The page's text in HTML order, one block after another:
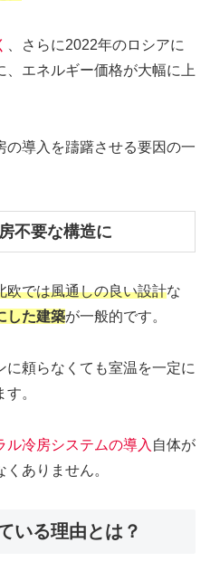
、さらに2022年のロシアに
、エネルギー価格が大幅に上
の導入を躊躇させる要因の一
不要な構造に
欧では風通しの良い設計な
した建築が一般的です。
頼らなくても室温を一定に
。
ル冷房システムの導入 自体が
ありません。
いる理由とは？